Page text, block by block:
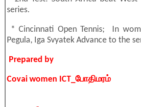
series.
* Cincinnati Open Tennis; In
Pegula, Iga Svyatek Advance to the
Prepared by
Covai women ICT_போதிமரம்